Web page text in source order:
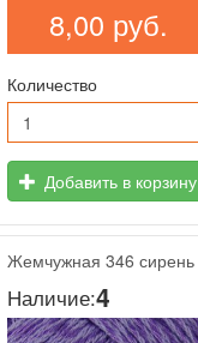
8,00 руб.
Количество
Добавить в корзину
Жемчужная 346 сирень
Наличие:4